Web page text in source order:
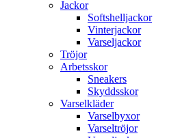
Jackor
Softshelljackor
Vinterjackor
Varseljackor
Tröjor
Arbetsskor
Sneakers
Skyddsskor
Varselkläder
Varselbyxor
Varseltröjor